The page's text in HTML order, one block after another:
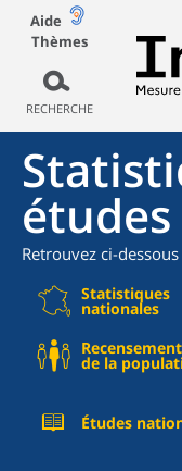
Aide
Thèmes
RECHERCHE
études
Retrouvez ci-
Statistiques
nationales
Recensement
de la
Études